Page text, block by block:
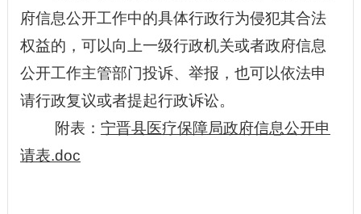
府信息公开工作中的具体行政行为侵犯其合法
权益的，可以向上一级行政机关或者政府信息
公开工作主管部门投诉、举报，也可以依法申
请行政复议或者提起行政诉讼。
附表： 宁晋县医疗保障局政府信息公开申
请表.doc